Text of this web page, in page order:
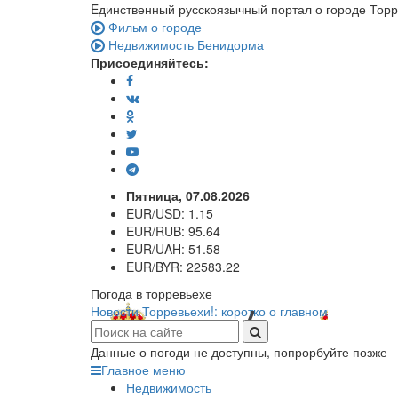
Eдинственный русскоязычный портал о городе
Фильм о городе
Недвижимость Бенидорма
Присоединяйтесь:
Пятница, 07.08.2026
EUR/USD: 1.15
EUR/RUB: 95.64
EUR/UAH: 51.58
EUR/BYR: 22583.22
Погода в торревьехе
Новости Торревьехи!: коротко о главном
Данные о погоди не доступны, попрорбуйте позже
Главное меню
Недвижимость